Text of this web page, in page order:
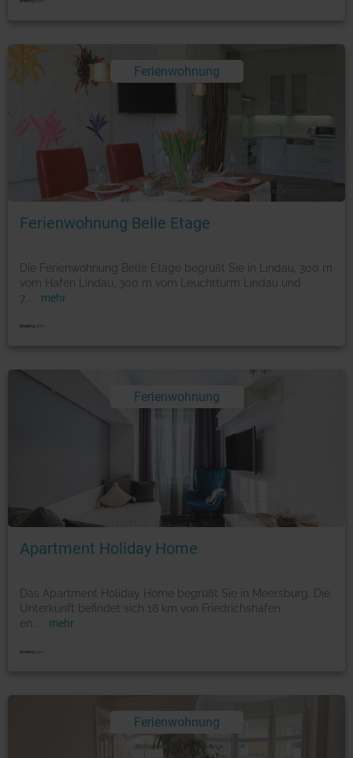
Ferienwohnung
Foto: © booking.com
Ferienwohnung Belle Etage
Die Ferienwohnung Belle Etage begrüßt Sie in Lindau, 300 m
vom Hafen Lindau, 300 m vom Leuchtturm Lindau und
7... mehr
Ferienwohnung
Foto: © booking.com
Apartment Holiday Home
Das Apartment Holiday Home begrüßt Sie in Meersburg. Die
Unterkunft befindet sich 18 km von Friedrichshafen
en
mehr
Ferienwohnung